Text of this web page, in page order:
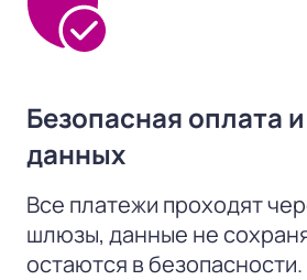
Безопасная оплата
данных
Все платежи проходят
шлюзы, данные не
остаются в безопасности.